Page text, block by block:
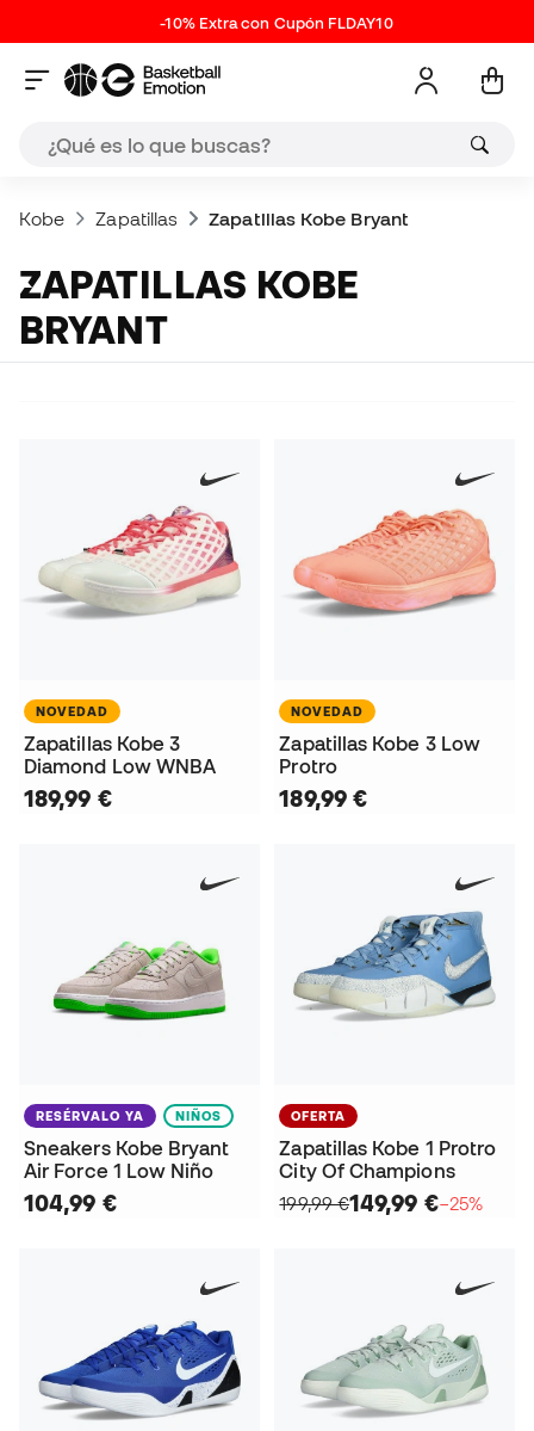
-10% Extra con Cupón FLDAY10
Kobe Zapatillas Zapatillas Kobe Bryant
ZAPATILLAS KOBE
BRYANT
NOVEDAD
Zapatillas Kobe 3
Diamond Low WNBA
189,99 €
NOVEDAD
Zapatillas Kobe 3 Low
Protro
189,99 €
RESÉRVALO YA NIÑOS
Sneakers Kobe Bryant
Air Force 1 Low Niño
104,99 €
OFERTA
Zapatillas Kobe 1 Protro
City Of Champions
199,99 €149,99 €−25%